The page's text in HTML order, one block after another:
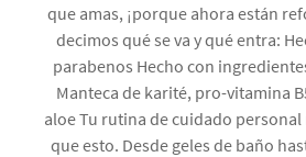
que amas, ¡porque ahora están
decimos qué se va y qué entra:
parabenos Hecho con
Manteca de karité, pro-vitamina
aloe Tu rutina de cuidado
que esto. Desde geles de baño